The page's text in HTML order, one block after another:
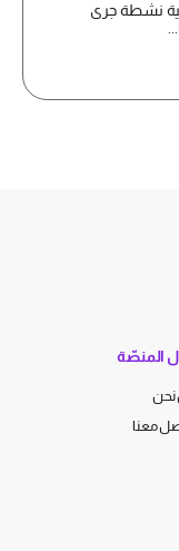
نشطة جرى
المنصّة
معنا